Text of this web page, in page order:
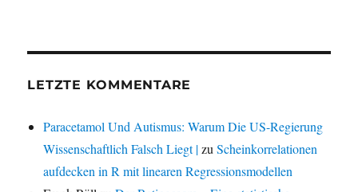
LETZTE KOMMENTARE
Paracetamol Und Autismus: Warum Die US-Regierung
Wissenschaftlich Falsch Liegt |zuScheinkorrelationen
aufdecken in R mit linearen Regressionsmodellen